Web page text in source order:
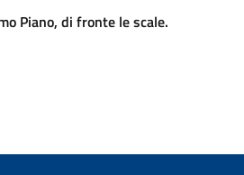
Piano, di fronte le scale.